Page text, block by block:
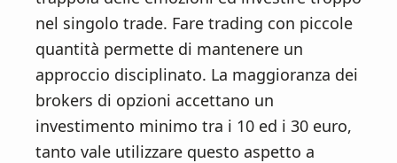
nel singolo trade. Fare trading con piccole
quantità permette di mantenere un
approccio disciplinato. La maggioranza dei
brokers di opzioni accettano un
investimento minimo tra i 10 ed i 30 euro,
tanto vale utilizzare questo aspetto a